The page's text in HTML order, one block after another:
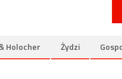
Holocher Żydzi